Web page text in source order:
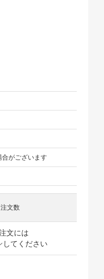
がございます
注文数
文には
してください